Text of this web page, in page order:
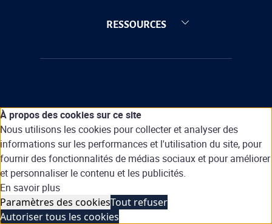
RESSOURCES
À propos des cookies sur ce site
Nous utilisons les cookies pour collecter et analyser des
informations sur les performances et l'utilisation du site, pour
fournir des fonctionnalités de médias sociaux et pour améliorer
et personnaliser le contenu et les publicités.
En savoir plus
Paramètres des cookiesTout refuser
Autoriser tous les cookies